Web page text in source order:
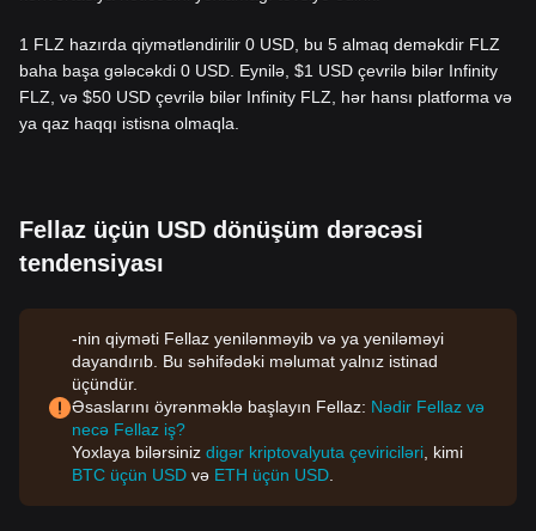
1 FLZ hazırda qiymətləndirilir 0 USD, bu 5 almaq deməkdir FLZ
baha başa gələcəkdi 0 USD. Eynilə, $1 USD çevrilə bilər Infinity
FLZ, və $50 USD çevrilə bilər Infinity FLZ, hər hansı platforma və
ya qaz haqqı istisna olmaqla.
Fellaz üçün USD dönüşüm dərəcəsi
tendensiyası
-nin qiyməti Fellaz yenilənməyib və ya yeniləməyi
dayandırıb. Bu səhifədəki məlumat yalnız istinad
üçündür.
Əsaslarını öyrənməklə başlayın Fellaz: Nədir Fellaz və
necə Fellaz iş?
Yoxlaya bilərsiniz digər kriptovalyuta çeviriciləri , kimi
BTC üçün USD və ETH üçün USD